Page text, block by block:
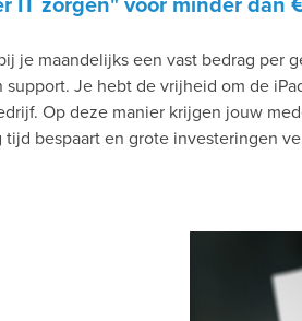
je maandelijks een vast bedrag per
Je hebt de vrijheid om de
Op deze manier krijgen jouw
bespaart en grote investeringen